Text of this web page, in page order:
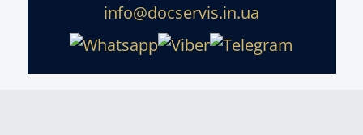
info@docservis.in.ua